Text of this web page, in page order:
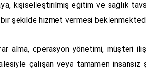
kişiselleştirilmiş eğitim ve sağlık
hizmet vermesi beklenmektedir.
alma, operasyon yönetimi, müşteri
çalışan veya tamamen